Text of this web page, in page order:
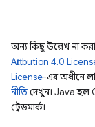
অন্য কিছু উল্লেখ না
Attribution 4.0
License-এর অধীনে
নীতিদেখুন। Java হল
ট্রেডমার্ক।